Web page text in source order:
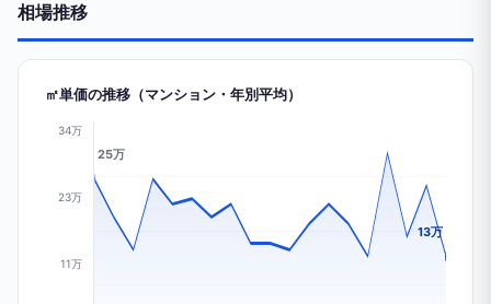
相場推移
㎡単価の推移（マンション・年別平均）
34万
23万
11万
25万
13万